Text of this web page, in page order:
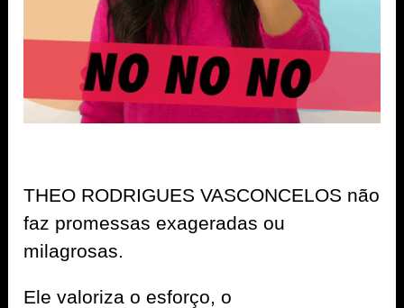
THEO RODRIGUES VASCONCELOS não
faz promessas exageradas ou
milagrosas.
Ele valoriza o esforço, o